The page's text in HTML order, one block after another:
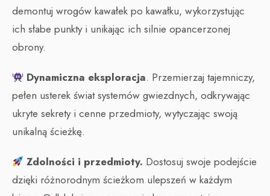
demontuj wrogów kawałek po kawałku, wykorzystując
ich słabe punkty i unikając ich silnie opancerzonej
obrony.
Dynamiczna eksploracja. Przemierzaj tajemniczy,
pełen usterek świat systemów gwiezdnych, odkrywając
ukryte sekrety i cenne przedmioty, wytyczając swoją
unikalną ścieżkę.
Zdolności i przedmioty. Dostosuj swoje podejście
dzięki różnorodnym ścieżkom ulepszeń w każdym